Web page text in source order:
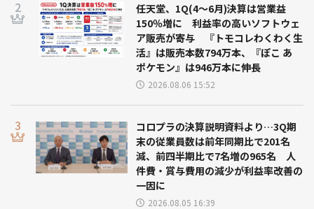
任天堂、1Q(4～6月)決算は営業益
150％増に 利益率の高いソフトウェ
ア販売が寄与 『トモコレわくわく生
活』は販売本数794万本、『ぽこ あ
ポケモン』は946万本に伸長
2026.08.06 15:52
コロプラの決算説明資料より…3Q期
末の従業員数は前年同期比で201名
減、前四半期比で7名増の965名 人
件費・賞与費用の減少が利益率改善の
一因に
2026.08.05 16:39